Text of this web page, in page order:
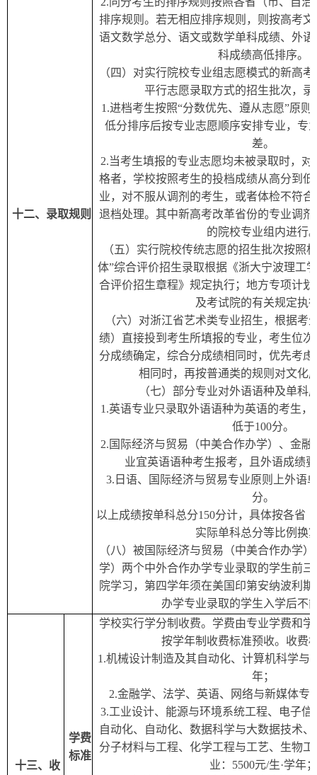
十二、录取规则
排序规则。若无相应排序规则，则按高考
语文数学总分、语文或数学单科成绩、外
科成绩高低排序。
（四） 对实行院校专业组志愿模式的新高
平行志愿录取方式的招生批次，
1.进档考生按照“分数优先、遵从志愿”原
低分排序后按专业志愿顺序安排专业，专
差。
2.当考生填报的专业志愿均未被录取时，
格者，学校按照考生的投档成绩从高分到
业，对不服从调剂的考生，或者体检不符
退档处理。其中新高考改革省份的专业调
的院校专业组内进行
（五） 实行院校传统志愿的招生批次按照
体”综合评价招生录取根据《浙大宁波理工
合评价招生章程》规定执行；地方专项计
及考试院的有关规定执
（六） 对浙江省艺术类专业招生，根据考
绩）直接投到考生所填报的专业，考生位
分成绩确定，综合分成绩相同时，优先考
相同时，再按普通类的规则对文化
（七）部分专业对外语语种及单科
1.英语专业只录取外语语种为英语的考生
低于100分。
2. 国际经济与贸易（中美合作办学）、金
业宜英语语种考生报考，且外语成绩
3. 日语、国际经济与贸易专业原则上外语
分。
以上成绩按单科总分150分计，具体按各省
实际单科总分等比例换
（八） 被国际经济与贸易（中美合作办学
学）两个中外合作办学专业录取的学生前
院学习，第四学年须在美国印第安纳波利
办学专业录取的学生入学后不
十三、收
学费
标准
学校实行学分制收费。学费由专业学费和
按学年制收费标准预收。收费
1.机械设计制造及其自动化、计算机科学与
年；
2.金融学、法学、英语、网络与新媒体专
3.工业设计、能源与环境系统工程、电子
自动化、自动化、数据科学与大数据技术
分子材料与工程、化学工程与工艺、生物工
业 ： 5500元/生·学年；